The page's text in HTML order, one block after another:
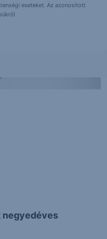
eseteket. Az azonosított
negyedéves